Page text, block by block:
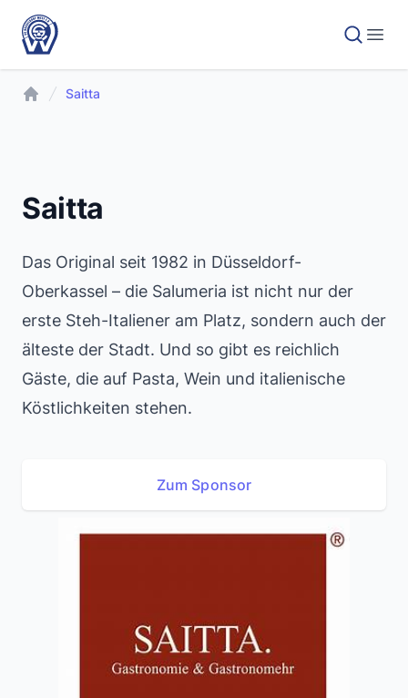
Saitta
Saitta
Das Original seit 1982 in Düsseldorf-
Oberkassel – die Salumeria ist nicht nur der
erste Steh-Italiener am Platz, sondern auch der
älteste der Stadt. Und so gibt es reichlich
Gäste, die auf Pasta, Wein und italienische
Köstlichkeiten stehen.
Zum Sponsor